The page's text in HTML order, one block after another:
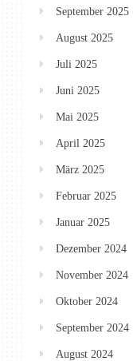
September 2025
August 2025
Juli 2025
Juni 2025
Mai 2025
April 2025
März 2025
Februar 2025
Januar 2025
Dezember 2024
November 2024
Oktober 2024
September 2024
August 2024